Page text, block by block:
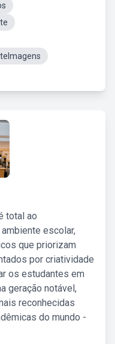
total ao
escolar,
que priorizam
por criatividade
os estudantes em
geração notável,
reconhecidas
do mundo -